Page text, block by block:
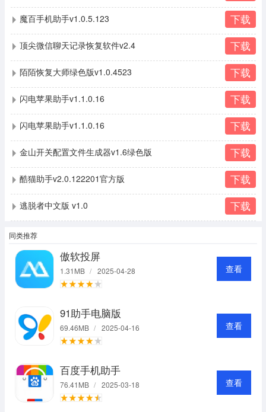
魔百手机助手v1.0.5.123 下载
顶尖微信聊天记录恢复软件v2.4 下载
陌陌恢复大师绿色版v1.0.4523 下载
闪电苹果助手v1.1.0.16 下载
闪电苹果助手v1.1.0.16 下载
金山开关配置文件生成器v1.6绿色版 下载
酷猫助手v2.0.122201官方版 下载
逃脱者中文版 v1.0 下载
同类推荐
傲软投屏
1.31MB / 2025-04-28 查看
91助手电脑版
69.46MB / 2025-04-16 查看
百度手机助手
76.41MB / 2025-03-18 查看